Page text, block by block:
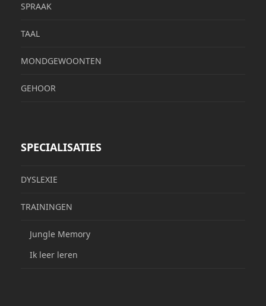
SPRAAK
TAAL
MONDGEWOONTEN
GEHOOR
SPECIALISATIES
DYSLEXIE
TRAININGEN
Jungle Memory
Ik leer leren